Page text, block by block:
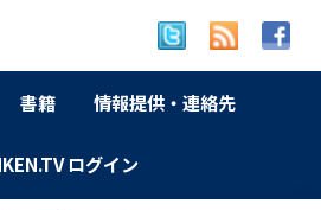
書籍 情報提供・連絡先
ログイン